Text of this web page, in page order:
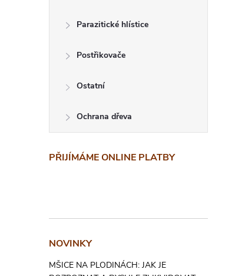
Parazitické hlístice
Postřikovače
Ostatní
Ochrana dřeva
PŘIJÍMÁME ONLINE PLATBY
NOVINKY
MŠICE NA PLODINÁCH: JAK JE